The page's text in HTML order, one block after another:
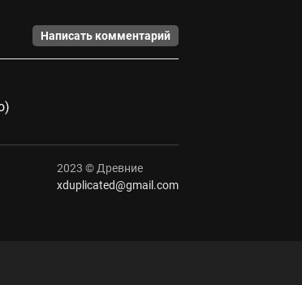
Написать комментарий
2023 © Древние
xduplicated@gmail.com